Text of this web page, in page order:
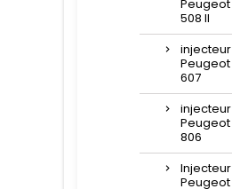
Peugeot
508 II
injecteur
Peugeot
607
injecteur
Peugeot
806
Injecteur
Peugeot